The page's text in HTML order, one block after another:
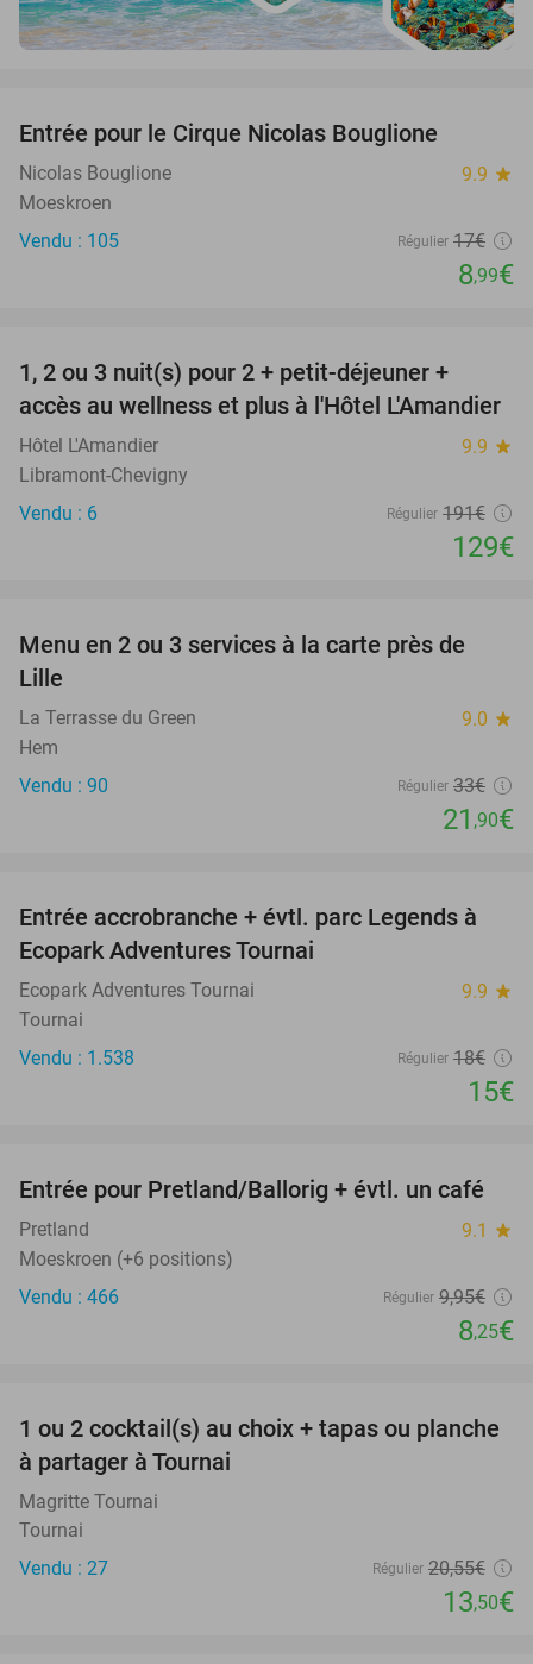
Entrée pour le Cirque Nicolas Bouglione
Nicolas Bouglione 9.9 star
Moeskroen
Vendu : 105
Régulier 17€
8,99€
TODAY
1, 2 ou 3 nuit(s) pour 2 + petit-déjeuner +
accès au wellness et plus à l'Hôtel L'Amandier
Hôtel L'Amandier 9.9 star
Libramont-Chevigny
Vendu : 6
Régulier 191€
129€
34%
Menu en 2 ou 3 services à la carte près de
Lille
La Terrasse du Green 9.0 star
Hem
Vendu : 90
Régulier 33€
21 ,90€
17%
Entrée accrobranche + évtl. parc Legends à
Ecopark Adventures Tournai
Ecopark Adventures Tournai 9.9 star
Tournai
Vendu : 1.538
Régulier 18€
15€
17%
Entrée pour Pretland/Ballorig + évtl. un café
Pretland 9.1 star
Moeskroen (+6 positions)
Vendu : 466
Régulier 9,95€
8,25€
34%
1 ou 2 cocktail(s) au choix + tapas ou planche
à partager à Tournai
Magritte Tournai
Tournai
Vendu : 27
Régulier 20,55€
13,50€